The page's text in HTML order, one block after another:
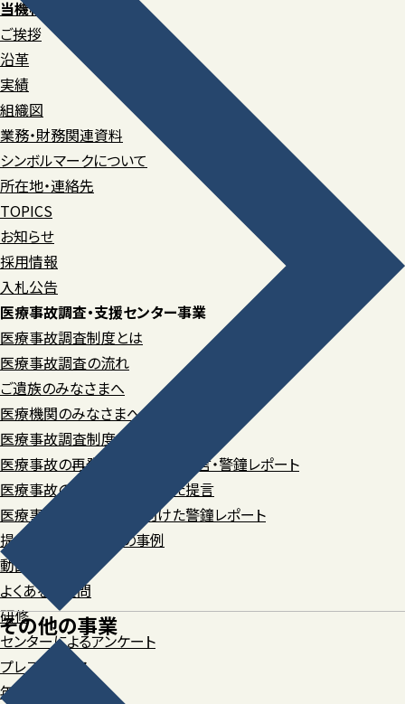
その他の事業
当機構について
ご挨拶
沿革
実績
組織図
業務・財務関連資料
シンボルマークについて
所在地・連絡先
TOPICS
お知らせ
採用情報
入札公告
医療事故調査・支援センター事業
医療事故調査制度とは
医療事故調査の流れ
ご遺族のみなさまへ
医療機関のみなさまへ
医療事故調査制度の関係資料
医療事故の再発防止に関する提言・警鐘レポート
医療事故の再発防止に向けた提言
医療事故の再発防止に向けた警鐘レポート
提言と警鐘レポートの事例
動画集
よくあるご質問
研修
センターによるアンケート
プレスリリース
年報